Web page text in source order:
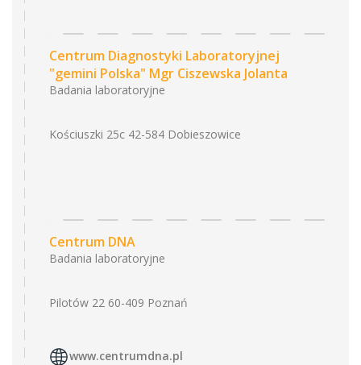
Centrum Diagnostyki Laboratoryjnej
"gemini Polska" Mgr Ciszewska Jolanta
Badania laboratoryjne
Kościuszki 25c 42-584 Dobieszowice
Centrum DNA
Badania laboratoryjne
Pilotów 22 60-409 Poznań
www.centrumdna.pl